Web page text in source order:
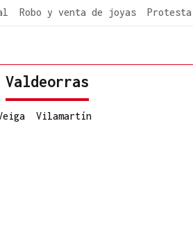
Robo y venta de joyas
Valdeorras
Vilamartín